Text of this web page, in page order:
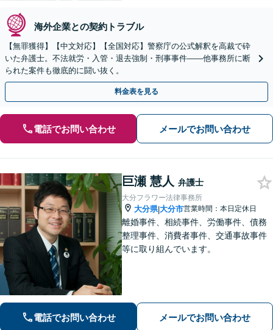
海外企業との契約トラブル
【無罪獲得】【中文対応】【全国対応】警察庁の公式解釈を高裁で砕
いた弁護士。不法就労・入管・退去強制・刑事事件——他事務所に断
られた案件も徹底的に闘い抜く。
料金表を見る
電話でお問い合わせ メールでお問い合わせ
巨瀬 慧人 弁護士
大分フラワー法律事務所
大分県|大分市営業時間：本日定休日
離婚事件、相続事件、労働事件、債務
整理事件、消費者事件、交通事故事件
等に取り組んでいます。
電話でお問い合わせ メールでお問い合わせ